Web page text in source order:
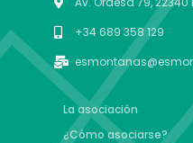
+34 689 358 129
La asociación
¿Cómo asociarse?